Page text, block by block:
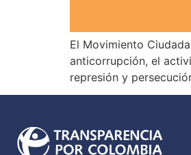
El Movimiento
anticorrupción, el
represión y